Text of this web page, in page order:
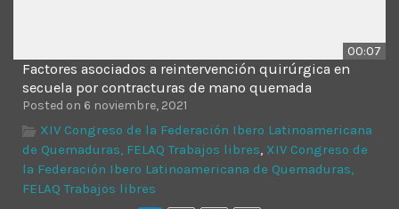
00:07
Factores asociados a reintervención quirúrgica en
secuela por contracturas de mano quemada
Posted on 6 noviembre, 2021
XIV Congreso de la Federación Ibero Latinoamericana
de Quemaduras, FELAQ Trabajos libres, XIV Congreso de
la Federación Ibero Latinoamericana de Quemaduras,
FELAQ Trabajos libres